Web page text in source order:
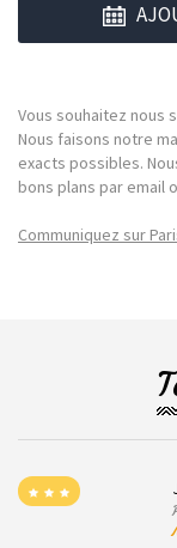
Vous souhaitez nous
Nous faisons notre
exacts possibles.
bons plans par email
Communiquez sur